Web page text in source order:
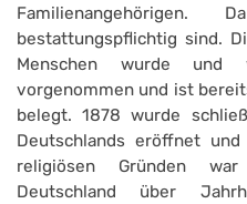
bestattungspflichtig sind.
Menschen wurde
vorgenommen und ist
belegt. 1878 wurde
Deutschlands eröffnet
religiösen Gründen
Deutschland über